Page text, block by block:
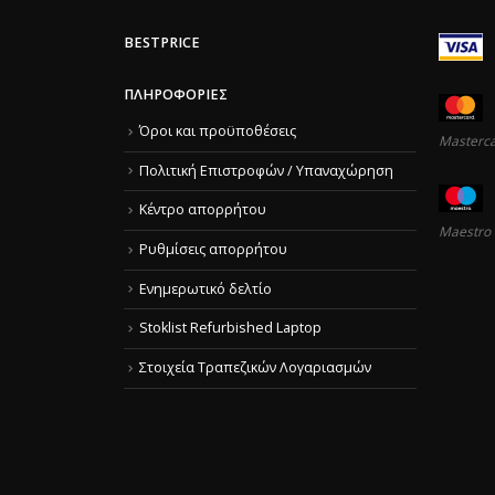
BESTPRICE
ΠΛΗΡΟΦΟΡΊΕΣ
Όροι και προϋποθέσεις
Πολιτική Επιστροφών / Υπαναχώρηση
Κέντρο απορρήτου
Ρυθμίσεις απορρήτου
Ενημερωτικό δελτίο
Stoklist Refurbished Laptop
Στοιχεία Τραπεζικών Λογαριασμών
Maestro